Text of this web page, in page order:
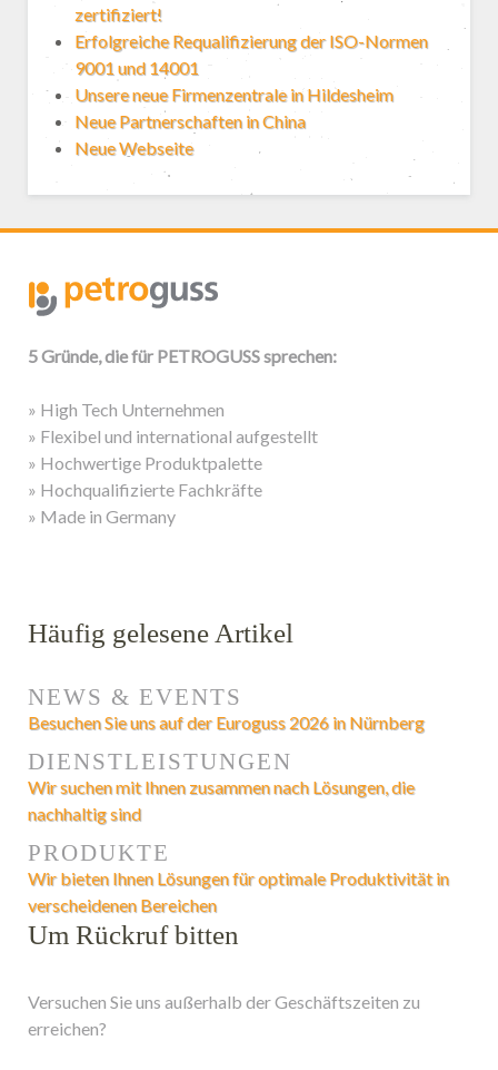
zertifiziert!
Erfolgreiche Requalifizierung der ISO-Normen
9001 und 14001
Unsere neue Firmenzentrale in Hildesheim
Neue Partnerschaften in China
Neue Webseite
5 Gründe, die für PETROGUSS sprechen:
» High Tech Unternehmen
» Flexibel und international aufgestellt
» Hochwertige Produktpalette
» Hochqualifizierte Fachkräfte
» Made in Germany
Häufig gelesene Artikel
NEWS & EVENTS
Besuchen Sie uns auf der Euroguss 2026 in Nürnberg
DIENSTLEISTUNGEN
Wir suchen mit Ihnen zusammen nach Lösungen, die
nachhaltig sind
PRODUKTE
Wir bieten Ihnen Lösungen für optimale Produktivität in
verscheidenen Bereichen
Um Rückruf bitten
Versuchen Sie uns außerhalb der Geschäftszeiten zu
erreichen?